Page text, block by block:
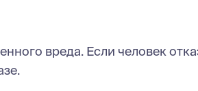
вреда. Если человек